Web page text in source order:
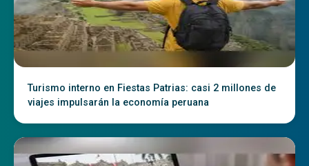
Turismo interno en Fiestas Patrias: casi 2 millones de
viajes impulsarán la economía peruana